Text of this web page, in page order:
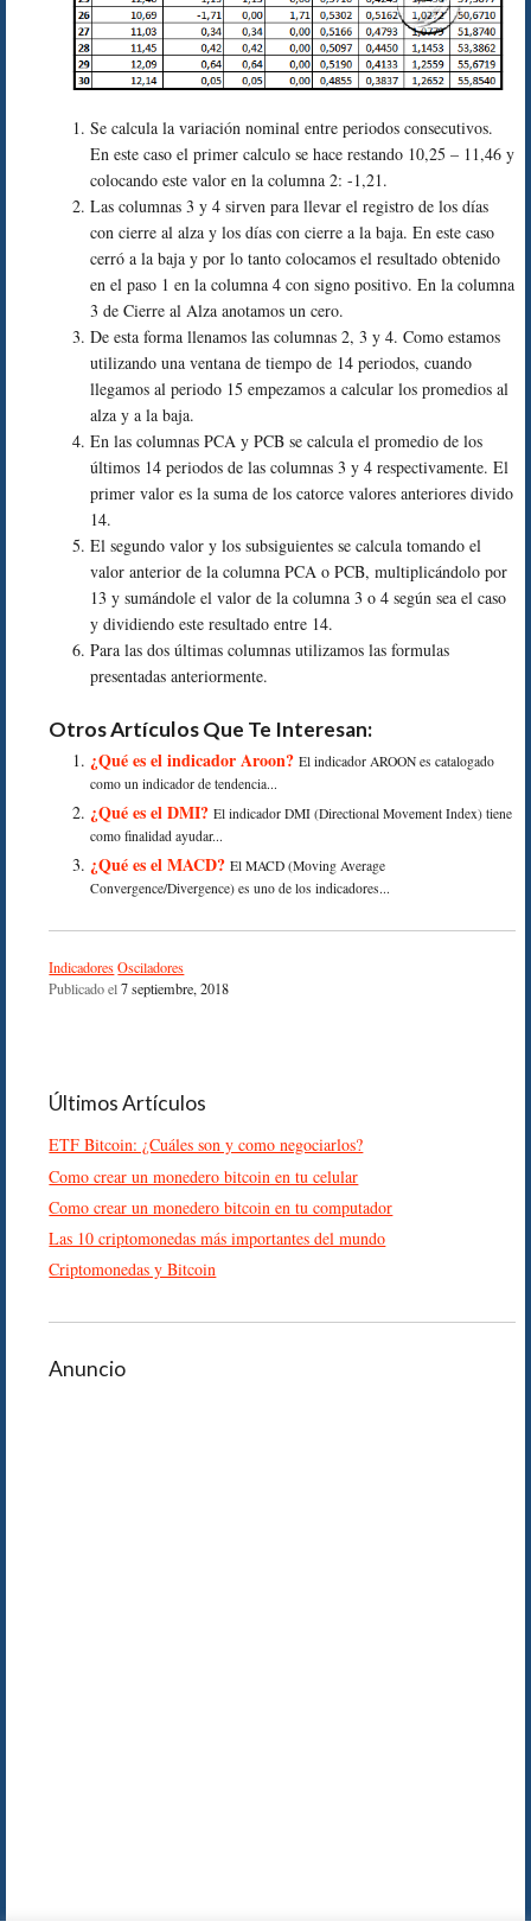
Se calcula la variación nominal entre periodos consecutivos.
En este caso el primer calculo se hace restando 10,25 – 11,46 y
colocando este valor en la columna 2: -1,21.
Las columnas 3 y 4 sirven para llevar el registro de los días
con cierre al alza y los días con cierre a la baja. En este caso
cerró a la baja y por lo tanto colocamos el resultado obtenido
en el paso 1 en la columna 4 con signo positivo. En la columna
3 de Cierre al Alza anotamos un cero.
De esta forma llenamos las columnas 2, 3 y 4. Como estamos
utilizando una ventana de tiempo de 14 periodos, cuando
llegamos al periodo 15 empezamos a calcular los promedios al
alza y a la baja.
En las columnas PCA y PCB se calcula el promedio de los
últimos 14 periodos de las columnas 3 y 4 respectivamente. El
primer valor es la suma de los catorce valores anteriores divido
14.
El segundo valor y los subsiguientes se calcula tomando el
valor anterior de la columna PCA o PCB, multiplicándolo por
13 y sumándole el valor de la columna 3 o 4 según sea el caso
y dividiendo este resultado entre 14.
Para las dos últimas columnas utilizamos las formulas
presentadas anteriormente.
Otros Artículos Que Te Interesan:
¿Qué es el indicador Aroon? El indicador AROON es catalogado
como un indicador de tendencia...
¿Qué es el DMI? El indicador DMI (Directional Movement Index) tiene
como finalidad ayudar...
¿Qué es el MACD? El MACD (Moving Average
Convergence/Divergence) es uno de los indicadores...
Indicadores Osciladores
Publicado el7 septiembre, 2018
Últimos Artículos
ETF Bitcoin: ¿Cuáles son y como negociarlos?
Como crear un monedero bitcoin en tu celular
Como crear un monedero bitcoin en tu computador
Las 10 criptomonedas más importantes del mundo
Criptomonedas y Bitcoin
Anuncio